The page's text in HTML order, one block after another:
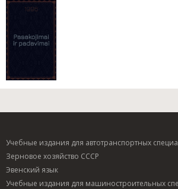
Учебные издания для автотранспортных
Зерновое хозяйство СССР
Эвенский язык
Учебные издания для машиностроительных